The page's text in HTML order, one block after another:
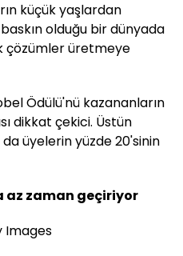
küçük yaşlardan
olduğu bir dünyada
çözümler üretmeye
Ödülü'nü kazananların
dikkat çekici. Üstün
üyelerin yüzde 20'sinin
az zaman geçiriyor